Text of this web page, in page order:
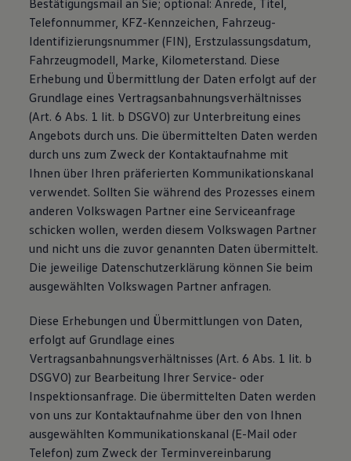
Bestätigungsmail an Sie; optional: Anrede, Titel,
Telefonnummer, KFZ-Kennzeichen, Fahrzeug-
Identifizierungsnummer (FIN), Erstzulassungsdatum,
Fahrzeugmodell, Marke, Kilometerstand. Diese
Erhebung und Übermittlung der Daten erfolgt auf der
Grundlage eines Vertragsanbahnungsverhältnisses
(Art. 6 Abs. 1 lit. b DSGVO) zur Unterbreitung eines
Angebots durch uns. Die übermittelten Daten werden
durch uns zum Zweck der Kontaktaufnahme mit
Ihnen über Ihren präferierten Kommunikationskanal
verwendet. Sollten Sie während des Prozesses einem
anderen Volkswagen Partner eine Serviceanfrage
schicken wollen, werden diesem Volkswagen Partner
und nicht uns die zuvor genannten Daten übermittelt.
Die jeweilige Datenschutzerklärung können Sie beim
ausgewählten Volkswagen Partner anfragen.
Diese Erhebungen und Übermittlungen von Daten,
erfolgt auf Grundlage eines
Vertragsanbahnungsverhältnisses (Art. 6 Abs. 1 lit. b
DSGVO) zur Bearbeitung Ihrer Service- oder
Inspektionsanfrage. Die übermittelten Daten werden
von uns zur Kontaktaufnahme über den von Ihnen
ausgewählten Kommunikationskanal (E-Mail oder
Telefon) zum Zweck der Terminvereinbarung